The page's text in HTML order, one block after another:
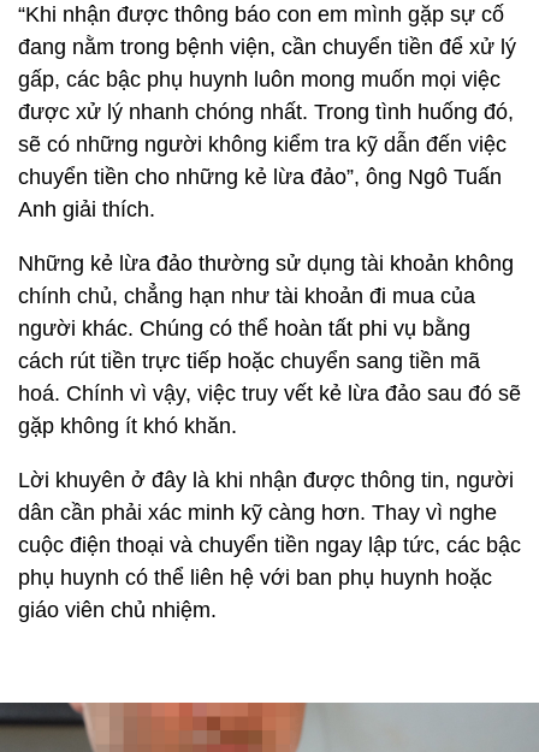
“Khi nhận được thông báo con em mình gặp sự cố
đang nằm trong bệnh viện, cần chuyển tiền để xử lý
gấp, các bậc phụ huynh luôn mong muốn mọi việc
được xử lý nhanh chóng nhất. Trong tình huống đó,
sẽ có những người không kiểm tra kỹ dẫn đến việc
chuyển tiền cho những kẻ lừa đảo”, ông Ngô Tuấn
Anh giải thích.
Những kẻ lừa đảo thường sử dụng tài khoản không
chính chủ, chẳng hạn như tài khoản đi mua của
người khác. Chúng có thể hoàn tất phi vụ bằng
cách rút tiền trực tiếp hoặc chuyển sang tiền mã
hoá. Chính vì vậy, việc truy vết kẻ lừa đảo sau đó sẽ
gặp không ít khó khăn.
Lời khuyên ở đây là khi nhận được thông tin, người
dân cần phải xác minh kỹ càng hơn. Thay vì nghe
cuộc điện thoại và chuyển tiền ngay lập tức, các bậc
phụ huynh có thể liên hệ với ban phụ huynh hoặc
giáo viên chủ nhiệm.